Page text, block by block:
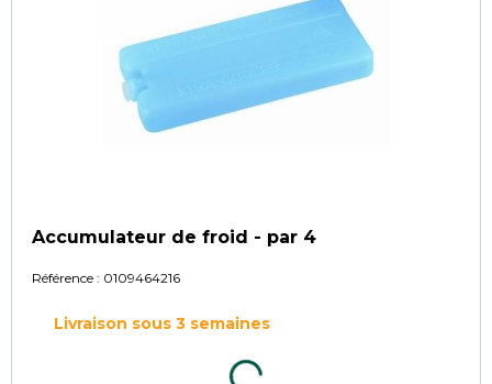
Accumulateur de froid - par 4
Référence : 0109464216
Livraison sous 3 semaines